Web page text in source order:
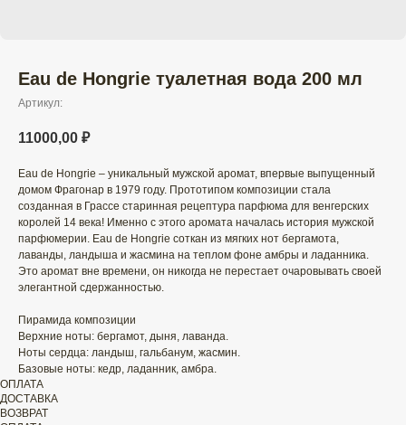
Eau de Hongrie туалетная вода 200 мл
Артикул:
11000,00 ₽
Eau de Hongrie – уникальный мужской аромат, впервые выпущенный
домом Фрагонар в 1979 году. Прототипом композиции стала
созданная в Грассе старинная рецептура парфюма для венгерских
королей 14 века! Именно с этого аромата началась история мужской
парфюмерии. Eau de Hongrie соткан из мягких нот бергамота,
лаванды, ландыша и жасмина на теплом фоне амбры и ладанника.
Это аромат вне времени, он никогда не перестает очаровывать своей
элегантной сдержанностью.
Пирамида композиции
Верхние ноты: бергамот, дыня, лаванда.
Ноты сердца: ландыш, гальбанум, жасмин.
Базовые ноты: кедр, ладанник, амбра.
ОПЛАТА
ДОСТАВКА
ВОЗВРАТ